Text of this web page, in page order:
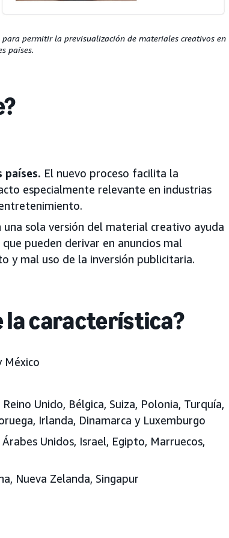
permitir la previsualización de materiales creativos en
países.
países. El nuevo proceso facilita la
especialmente relevante en industrias
una sola versión del material creativo ayuda
pueden derivar en anuncios mal
y mal uso de la inversión publicitaria.
la característica?
México
Unido, Bélgica, Suiza, Polonia, Turquía,
Irlanda, Dinamarca y Luxemburgo
Unidos, Israel, Egipto, Marruecos,
Nueva Zelanda, Singapur